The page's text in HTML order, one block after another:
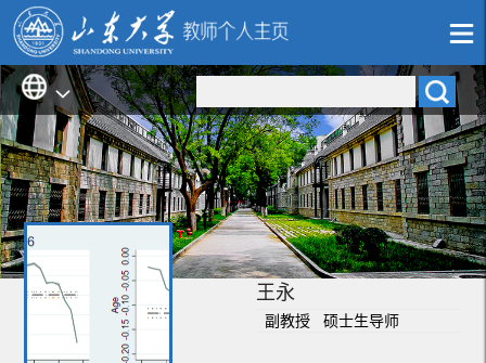
王永
副教授 硕士生导师